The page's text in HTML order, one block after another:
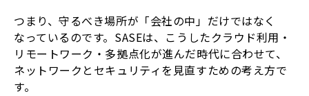
つまり、守るべき場所が「会社の中」だけではなく
なっているのです。SASEは、こうしたクラウド利用・
リモートワーク・多拠点化が進んだ時代に合わせて、
ネットワークとセキュリティを見直すための考え方で
す。